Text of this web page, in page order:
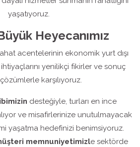
yaşatıyoruz.
Heyecanımız
acentelerinin ekonomik yurt dışı
yenilikçi fikirler ve sonuç
karşılıyoruz.
desteğiyle, turları en ince
ve misafirlerinize unutulmayacak
yaşatma hedefinizi benimsiyoruz.
memnuniyetimizle sektörde